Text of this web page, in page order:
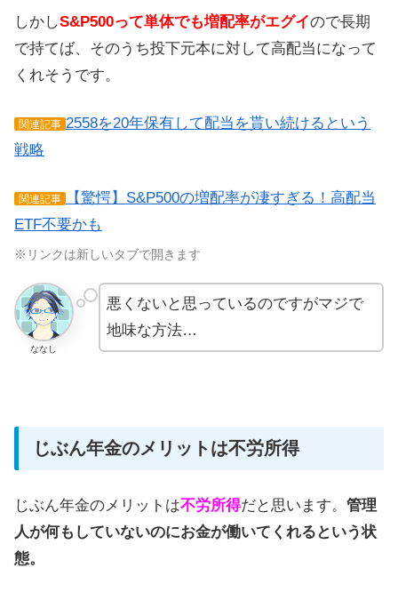
しかしS&P500って単体でも増配率がエグイので長期
で持てば、そのうち投下元本に対して高配当になって
くれそうです。
関連記事 2558を20年保有して配当を貰い続けるという
戦略
関連記事
【驚愕】S&P500の増配率が凄すぎる！高配当
ETF不要かも
※リンクは新しいタブで開きます
ななし
悪くないと思っているのですがマジで
地味な方法…
じぶん年金のメリットは不労所得
じぶん年金のメリットは不労所得だと思います。 管理
人が何もしていないのにお金が働いてくれるという状
態。